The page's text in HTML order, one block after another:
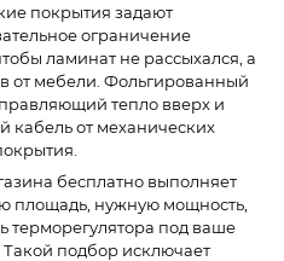
покрытия задают
ограничение
ламинат не рассыхался, а
от мебели. Фольгированный
тепло вверх и
от механических
бесплатно выполняет
площадь, нужную мощность,
терморегулятора под ваше
подбор исключает